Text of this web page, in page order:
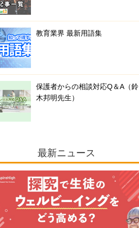
教育業界 最新用語集
保護者からの相談対応Q＆A（鈴
木邦明先生）
最新ニュース